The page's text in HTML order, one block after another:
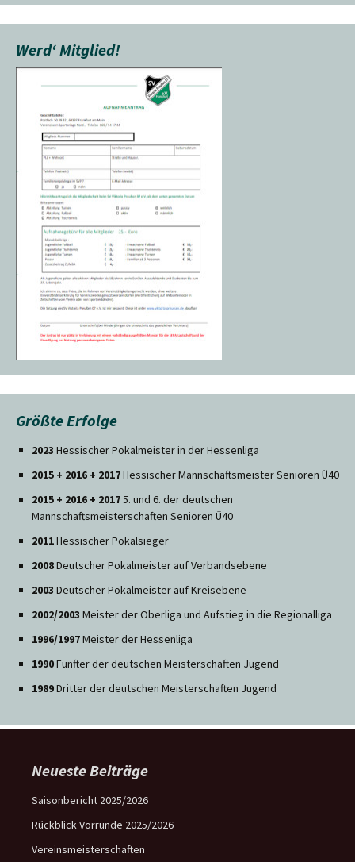
Werd‘ Mitglied!
Größte Erfolge
2023 Hessischer Pokalmeister in der Hessenliga
2015 + 2016 + 2017Hessischer Mannschaftsmeister Senioren Ü40
2015 + 2016 + 20175. und 6. der deutschen
Mannschaftsmeisterschaften Senioren Ü40
2011Hessischer Pokalsieger
2008Deutscher Pokalmeister auf Verbandsebene
2003 Deutscher Pokalmeister auf Kreisebene
2002/2003 Meister der Oberliga und Aufstieg in die Regionalliga
1996/1997Meister der Hessenliga
1990Fünfter der deutschen Meisterschaften Jugend
1989Dritter der deutschen Meisterschaften Jugend
Neueste Beiträge
Saisonbericht 2025/2026
Rückblick Vorrunde 2025/2026
Vereinsmeisterschaften